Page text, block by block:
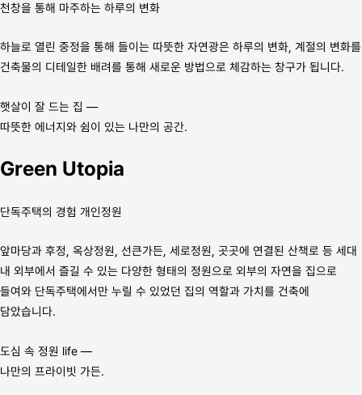
천창을 통해 마주하는 하루의 변화
하늘로 열린 중정을 통해 들이는 따뜻한 자연광은 하루의 변화, 계절의 변화를
건축물의 디테일한 배려를 통해 새로운 방법으로 체감하는 창구가 됩니다.
햇살이 잘 드는 집 —
따뜻한 에너지와 쉼이 있는 나만의 공간.
Green Utopia
단독주택의 경험 개인정원
앞마당과 후정, 옥상정원, 선큰가든, 세로정원, 곳곳에 연결된 산책로 등 세대
내 외부에서 즐길 수 있는 다양한 형태의 정원으로 외부의 자연을 집으로
들여와 단독주택에서만 누릴 수 있었던 집의 역할과 가치를 건축에
담았습니다.
도심 속 정원 life —
나만의 프라이빗 가든.